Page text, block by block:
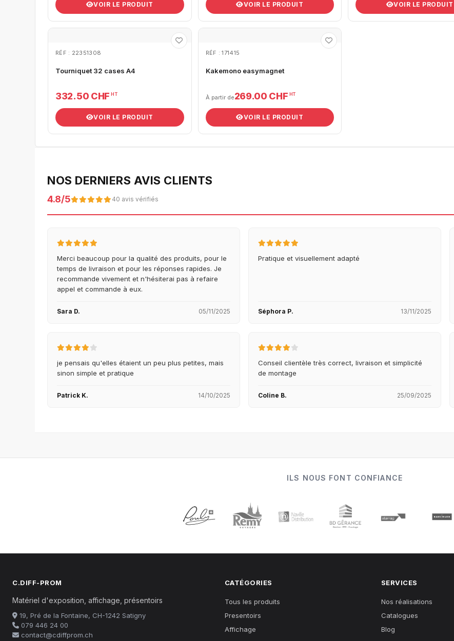
VOIR LE PRODUIT VOIR LE PRODUIT VOIR LE PRODUIT
RÉF : 22351308
Tourniquet 32 cases A4
332.50 CHF HT
VOIR LE PRODUIT
RÉF : 171415
Kakemono easymagnet
À partir de269.00 CHF HT
VOIR LE PRODUIT
NOS DERNIERS AVIS CLIENTS
4.8/5 40 avis vérifiés
Merci beaucoup pour la qualité des produits, pour le
temps de livraison et pour les réponses rapides. Je
recommande vivement et n'hésiterai pas à refaire
appel et commande à eux.
Sara D. 05/11/2025
Pratique et visuellement adapté
Séphora P. 13/11/2025
je pensais qu'elles étaient un peu plus petites, mais
sinon simple et pratique
Patrick K. 14/10/2025
Conseil clientèle très correct, livraison et simplicité
de montage
Coline B. 25/09/2025
ILS NOUS FONT CONFIANCE
C.DIFF-PROM
Matériel d'exposition, affichage, présentoirs
19, Pré de la Fontaine, CH-1242 Satigny
079 446 24 00
contact@cdiffprom.ch
CATÉGORIES
Tous les produits
Presentoirs
Affichage
SERVICES
Nos réalisations
Catalogues
Blog